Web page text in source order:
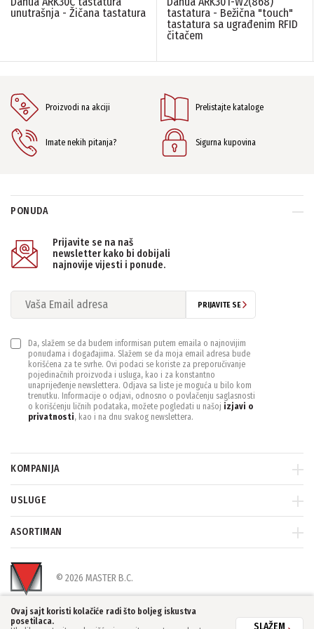
Kontroleri
Dahua(2)
TIP EKRANA TASTATURE
N/A
unutrašnja - Žičana tastatura
tastatura - Bežična "touch"
tastatura sa ugrađenim RFID
čitačem
Proizvodi na akciji Prelistajte kataloge
Imate nekih pitanja? Sigurna kupovina
PONUDA
Prijavite se na naš
newsletter kako bi dobijali
najnovije vijesti i ponude.
PRIJAVITE SE
Da, slažem se da budem informisan putem emaila o najnovijim
ponudama i događajima. Slažem se da moja email adresa bude
korišćena za te svrhe. Ovi podaci se koriste za preporučivanje
pojedinačnih proizvoda i usluga, kao i za konstantno
unaprijeđenje newslettera. Odjava sa liste je moguća u bilo kom
trenutku. Informacije o odjavi, odnosno o povlačenju saglasnosti
o korišćenju ličnih podataka, možete pogledati u našoj izjavi o
privatnosti, kao i na dnu svakog newslettera.
KOMPANIJA
USLUGE
ASORTIMAN
© 2026 MASTER B.C.
Ovaj sajt koristi kolačiće radi što boljeg iskustva
posetilaca.
SLAŽEM